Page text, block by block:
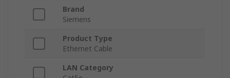
Brand
Siemens
Product Type
Ethernet Cable
LAN Category